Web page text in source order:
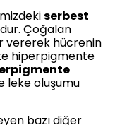
serbest
Çoğalan
vererek hücrenin
hiperpigmente
leke oluşumu
bazı diğer